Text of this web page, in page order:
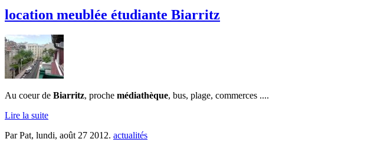
location meublée étudiante Biarritz
Au coeur de Biarritz, proche médiathèque, bus, plage, commerces ....
Lire la suite
Par Pat, lundi, août 27 2012. actualités